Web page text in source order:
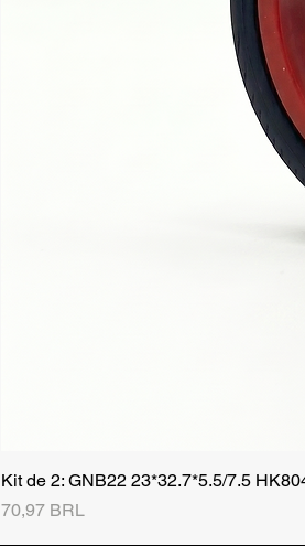
Kit de 2: GNB22 23*32.7*5.5/7.5
Precio
70,97 BRL